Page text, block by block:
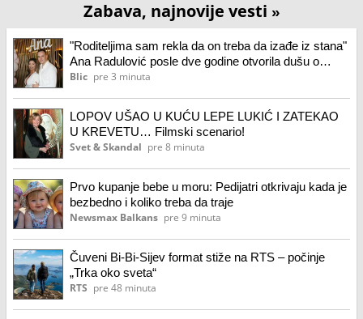
Zabava, najnovije vesti »
"Roditeljima sam rekla da on treba da izađe iz stana"
Ana Radulović posle dve godine otvorila dušu o
razvodu od Mirčeta: "Insistirao je na tome"
Blic pre 3 minuta
LOPOV UŠAO U KUĆU LEPE LUKIĆ I ZATEKAO
U KREVETU… Filmski scenario!
Svet & Skandal pre 8 minuta
Prvo kupanje bebe u moru: Pedijatri otkrivaju kada je
bezbedno i koliko treba da traje
Newsmax Balkans pre 9 minuta
Čuveni Bi-Bi-Sijev format stiže na RTS – počinje
„Trka oko sveta“
RTS pre 48 minuta